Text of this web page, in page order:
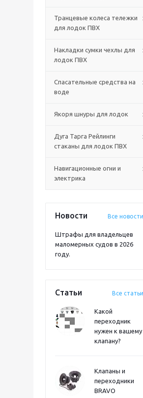
Транцевые колеса тележки
для лодок ПВХ
Накладки сумки чехлы для
лодок ПВХ
Спасательные средства на
воде
Якоря шнуры для лодок
Дуга Тарга Рейлинги
стаканы для лодок ПВХ
Навигационные огни и
электрика
Новости Все новости
Штрафы для владельцев
маломерных судов в 2026
году.
Статьи Все статьи
Какой
переходник
нужен к вашему
клапану?
Клапаны и
переходники
BRAVO